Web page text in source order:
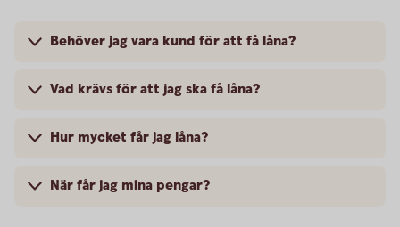
Behöver jag vara kund för att få låna?
Vad krävs för att jag ska få låna?
Hur mycket får jag låna?
När får jag mina pengar?